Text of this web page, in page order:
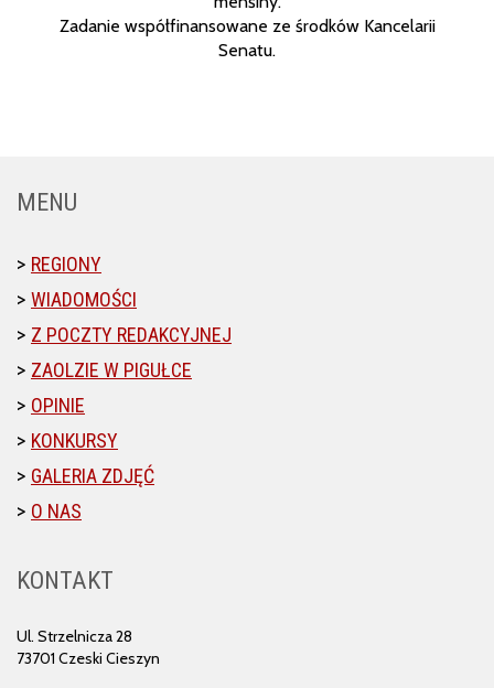
Zadanie współfinansowane ze środków Kancelarii
Senatu.
MENU
REGIONY
WIADOMOŚCI
Z POCZTY REDAKCYJNEJ
ZAOLZIE W PIGUŁCE
OPINIE
KONKURSY
GALERIA ZDJĘĆ
O NAS
KONTAKT
Ul. Strzelnicza 28
73701 Czeski Cieszyn